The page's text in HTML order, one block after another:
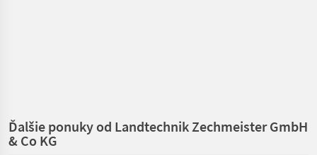
Ďalšie ponuky od Landtechnik Zechmeister GmbH
& Co KG